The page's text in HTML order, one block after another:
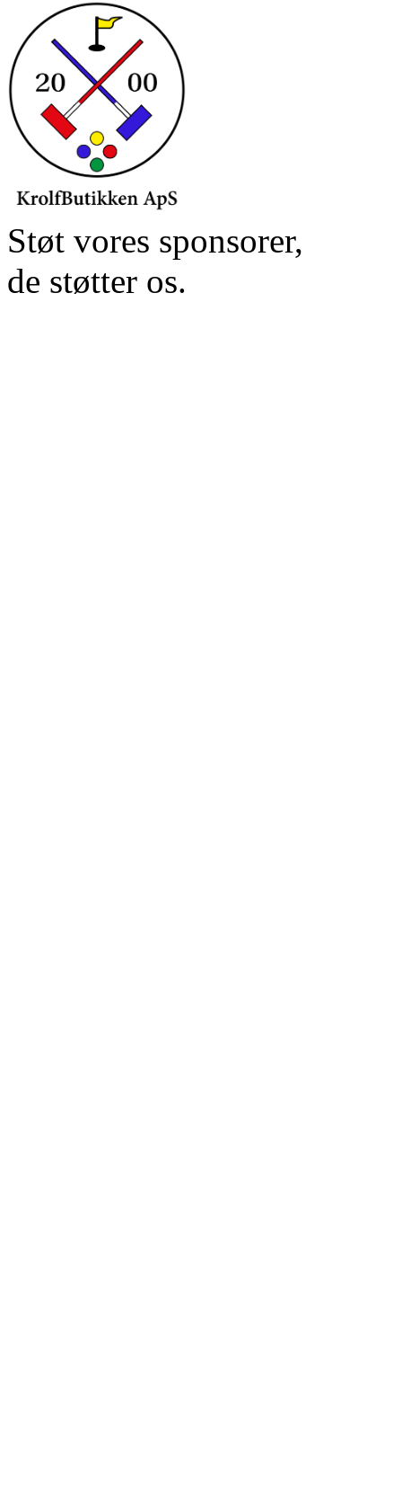
Støt vores sponsorer,
de støtter os.